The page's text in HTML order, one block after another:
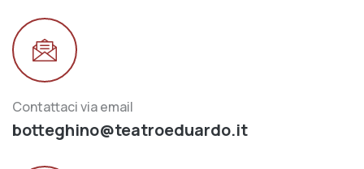
Contattaci via email
botteghino@teatroeduardo.it